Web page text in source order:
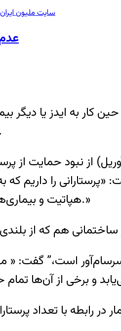
سایت ملیون ایران
حین کار به ایدز یا
قیمت بالای داروها و نبود بیمه در این زمینه انتقاد دارد.
سازمان نظام پرستاری روز دوشنبه (۲
را داریم که
هپاتیت و بیماری‌های دیگر می‌شوند، اما از هیچ حمایتی برخوردار نیستند.»
سرسام‌آور است،” گفت: